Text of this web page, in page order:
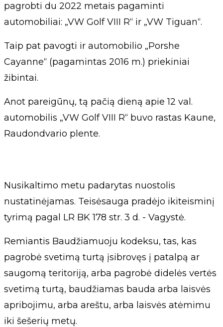
pagrobti du 2022 metais pagaminti
automobiliai: „VW Golf VIII R“ ir „VW Tiguan“.
Taip pat pavogti ir automobilio „Porshe
Cayanne“ (pagamintas 2016 m.) priekiniai
žibintai.
Anot pareigūnų, tą pačią dieną apie 12 val.
automobilis „VW Golf VIII R“ buvo rastas Kaune,
Raudondvario plente.
Nusikaltimo metu padarytas nuostolis
nustatinėjamas. Teisėsauga pradėjo ikiteisminį
tyrimą pagal LR BK 178 str. 3 d. - Vagystė.
Remiantis Baudžiamuoju kodeksu, tas, kas
pagrobė svetimą turtą įsibrovęs į patalpą ar
saugomą teritoriją, arba pagrobė didelės vertės
svetimą turtą, baudžiamas bauda arba laisvės
apribojimu, arba areštu, arba laisvės atėmimu
iki šešerių metų.